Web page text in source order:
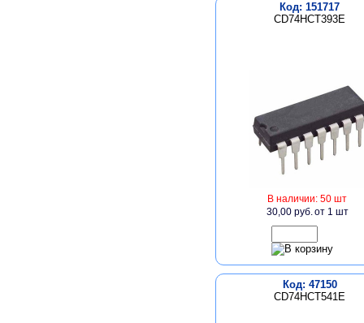
Код: 151717
CD74HCT393E
В наличии: 50 шт
30,00 руб.от 1 шт
Код: 47150
CD74HCT541E